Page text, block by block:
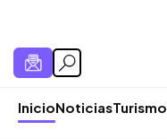
InicioNoticiasTurismo